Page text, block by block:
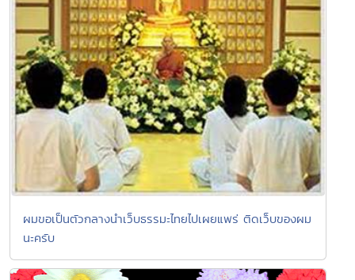
ผมขอเป็นตัวกลางนำเว็บธรรมะไทยไปเผยแพร่ ติดเว็บของผม
นะครับ